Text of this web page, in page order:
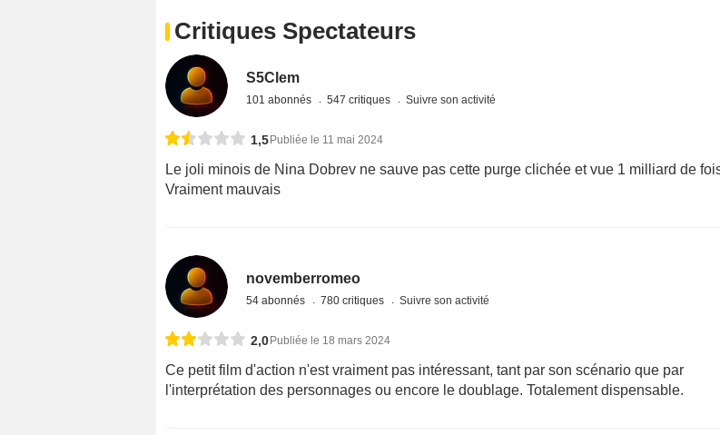
Critiques Spectateurs
S5Clem
101 abonnés 547 critiques Suivre son activité
1,5Publiée le 11 mai 2024
Le joli minois de Nina Dobrev ne sauve pas cette purge clichée et vue 1 milliard de
Vraiment mauvais
novemberromeo
54 abonnés 780 critiques Suivre son activité
2,0Publiée le 18 mars 2024
Ce petit film d'action n'est vraiment pas intéressant, tant par son scénario que par
l'interprétation des personnages ou encore le doublage. Totalement dispensable.